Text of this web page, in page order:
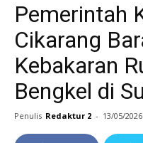
Pemerintah
Cikarang
Kebakaran
Bengkel di
Penulis Redaktur 2 - 13/05/2026